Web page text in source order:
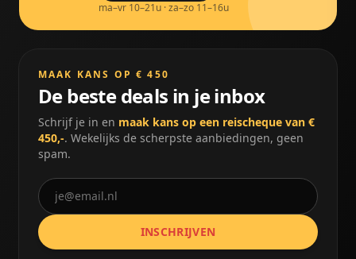
ma–vr 10–21u · za–zo 11–16u
MAAK KANS OP € 450
De beste deals in je inbox
Schrijf je in en maak kans op een reischeque van €
450,-. Wekelijks de scherpste aanbiedingen, geen
spam.
INSCHRIJVEN